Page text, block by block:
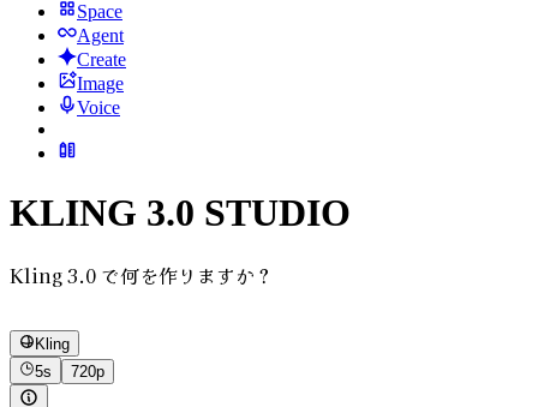
Space
Agent
Create
Image
Voice
KLING 3.0 STUDIO
Kling 3.0 で何を作りますか？
Kling
5s
720p